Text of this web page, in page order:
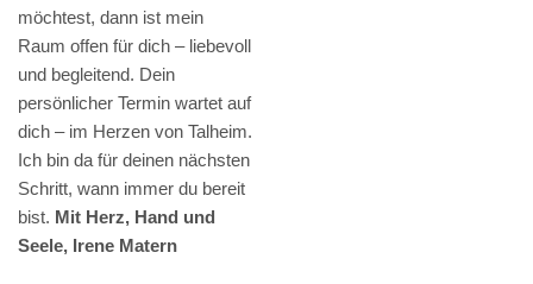
möchtest, dann ist mein
Raum offen für dich – liebevoll
und begleitend. Dein
persönlicher Termin wartet auf
dich – im Herzen von Talheim.
Ich bin da für deinen nächsten
Schritt, wann immer du bereit
bist. Mit Herz, Hand und
Seele, Irene Matern